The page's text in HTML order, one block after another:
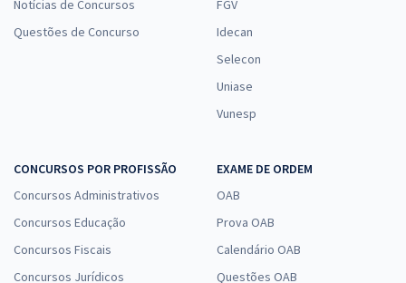
Notícias de Concursos
Questões de Concurso
FGV
Idecan
Selecon
Uniase
Vunesp
CONCURSOS POR PROFISSÃO
Concursos Administrativos
Concursos Educação
Concursos Fiscais
Concursos Jurídicos
EXAME DE ORDEM
OAB
Prova OAB
Calendário OAB
Questões OAB